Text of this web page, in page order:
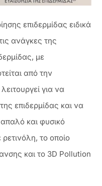
επιδερμίδας ειδικά
ανάγκες της
με
από την
για να
επιδερμίδας και να
απαλό και φυσικό
το οποίο
και το 3D Pollution